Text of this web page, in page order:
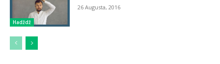
Hadždž
26 Augusta, 2016